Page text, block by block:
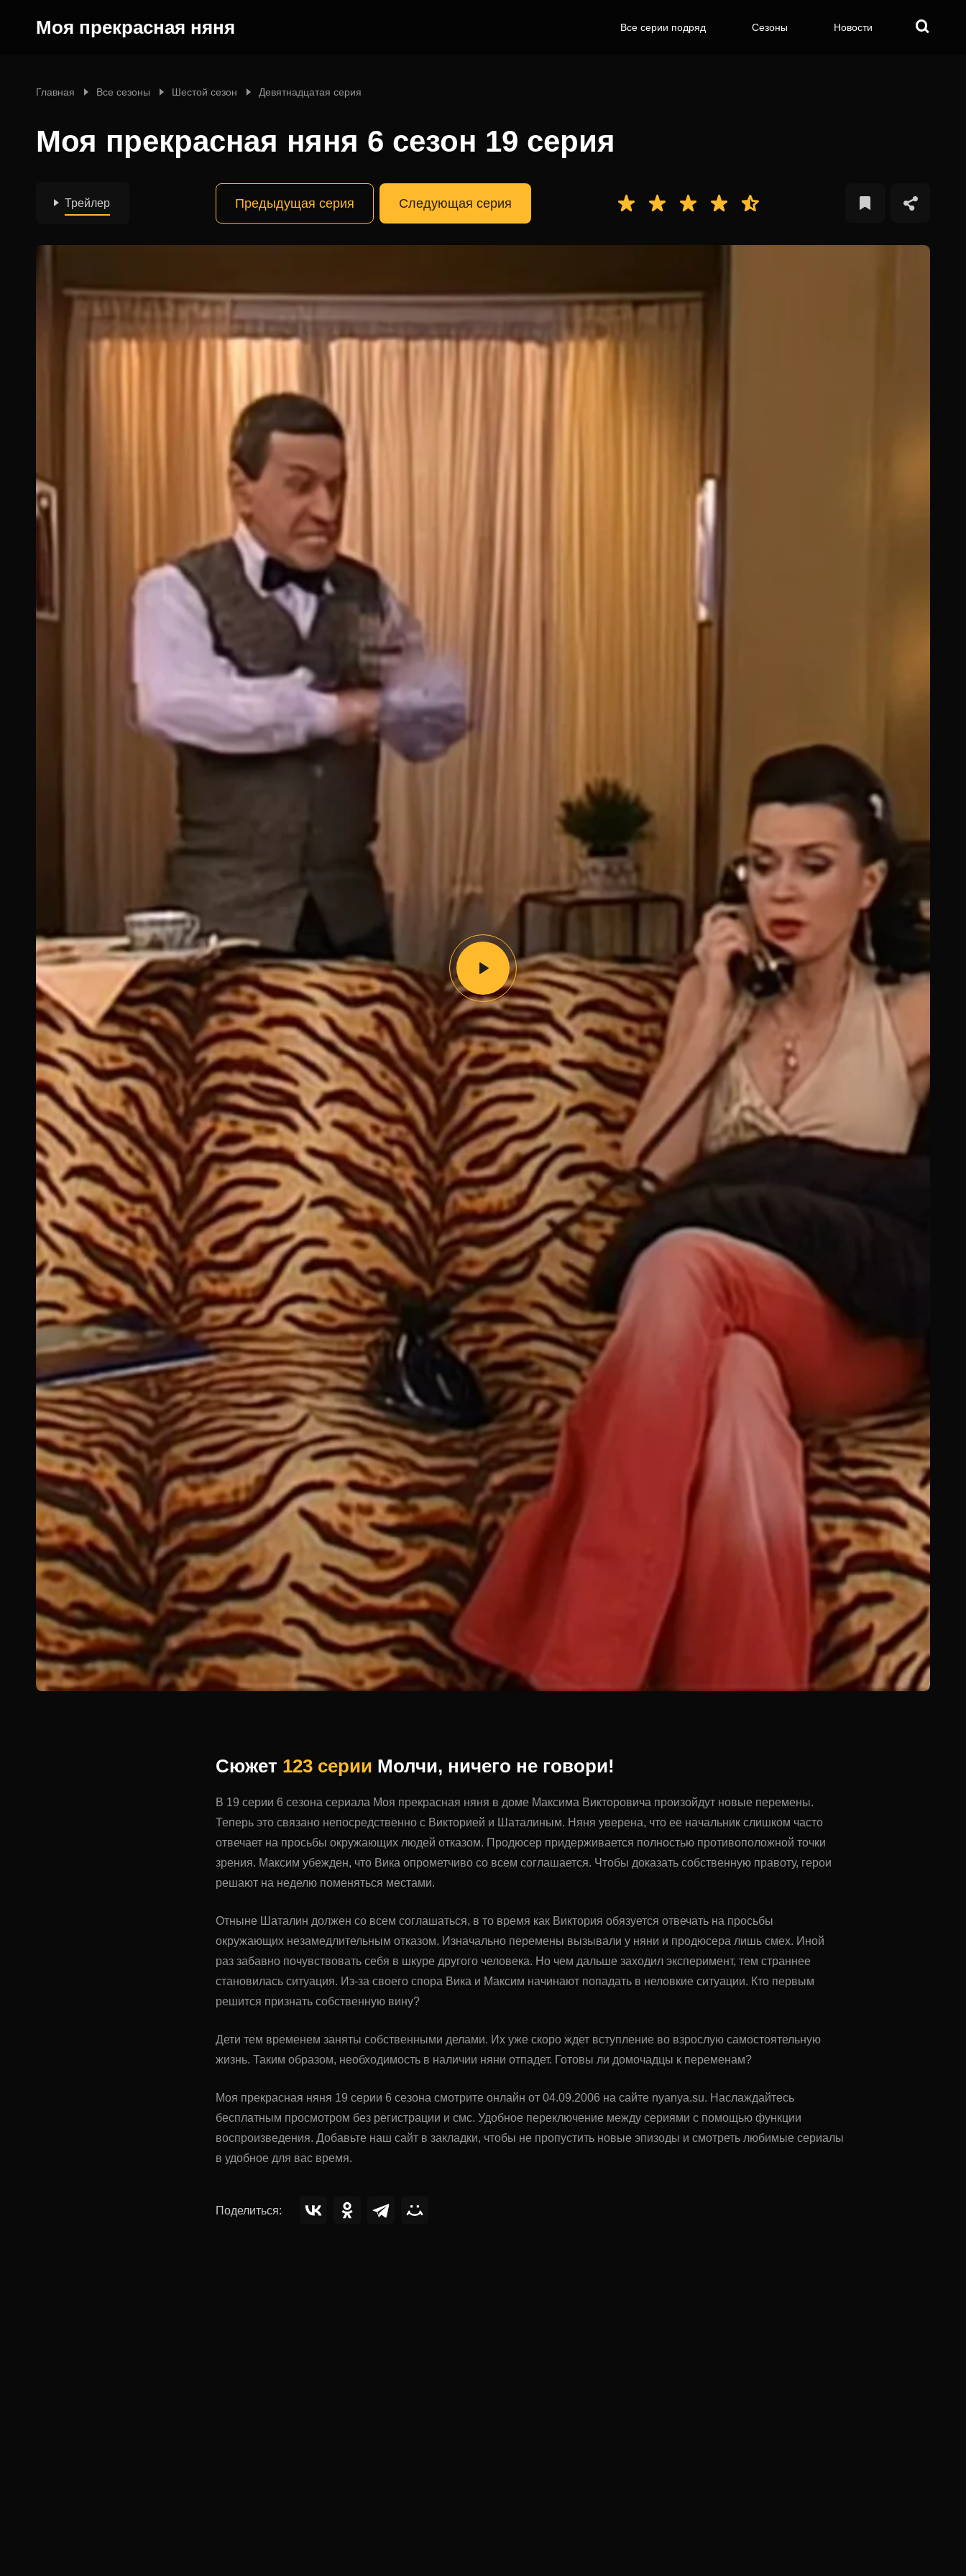
Моя прекрасная няня Все серии подряд Сезоны Новости
Главная Все сезоны Шестой сезон Девятнадцатая серия
Моя прекрасная няня 6 сезон 19 серия
Трейлер Предыдущая серия Следующая серия
Сюжет 123 серии Молчи, ничего не говори!
В 19 серии 6 сезона сериала Моя прекрасная няня в доме Максима Викторовича произойдут новые перемены.
Теперь это связано непосредственно с Викторией и Шаталиным. Няня уверена, что ее начальник слишком часто
отвечает на просьбы окружающих людей отказом. Продюсер придерживается полностью противоположной точки
зрения. Максим убежден, что Вика опрометчиво со всем соглашается. Чтобы доказать собственную правоту, герои
решают на неделю поменяться местами.
Отныне Шаталин должен со всем соглашаться, в то время как Виктория обязуется отвечать на просьбы
окружающих незамедлительным отказом. Изначально перемены вызывали у няни и продюсера лишь смех. Иной
раз забавно почувствовать себя в шкуре другого человека. Но чем дальше заходил эксперимент, тем страннее
становилась ситуация. Из-за своего спора Вика и Максим начинают попадать в неловкие ситуации. Кто первым
решится признать собственную вину?
Дети тем временем заняты собственными делами. Их уже скоро ждет вступление во взрослую самостоятельную
жизнь. Таким образом, необходимость в наличии няни отпадет. Готовы ли домочадцы к переменам?
Моя прекрасная няня 19 серии 6 сезона смотрите онлайн от 04.09.2006 на сайте nyanya.su. Наслаждайтесь
бесплатным просмотром без регистрации и смс. Удобное переключение между сериями с помощью функции
воспроизведения. Добавьте наш сайт в закладки, чтобы не пропустить новые эпизоды и смотреть любимые сериалы
в удобное для вас время.
Поделиться: